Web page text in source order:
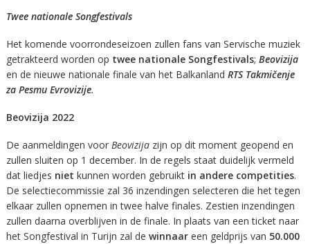
Twee nationale Songfestivals
Het komende voorrondeseizoen zullen fans van Servische muziek
getrakteerd worden op twee nationale Songfestivals; Beovizija
en de nieuwe nationale finale van het Balkanland RTS Takmičenje
za Pesmu Evrovizije.
Beovizija 2022
De aanmeldingen voor Beovizijazijn op dit moment geopend en
zullen sluiten op 1 december. In de regels staat duidelijk vermeld
dat liedjes niet kunnen worden gebruikt in andere competities.
De selectiecommissie zal 36 inzendingen selecteren die het tegen
elkaar zullen opnemen in twee halve finales. Zestien inzendingen
zullen daarna overblijven in de finale. In plaats van een ticket naar
het Songfestival in Turijn zal de winnaareen geldprijs van 50.000